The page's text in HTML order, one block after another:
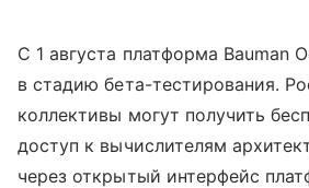
С 1 августа платформа Bauman
в стадию бета-тестирования.
коллективы могут получить
доступ к вычислителям
через открытый интерфейс